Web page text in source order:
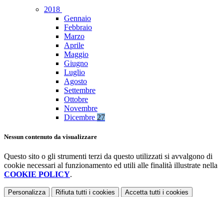
2018
Gennaio
Febbraio
Marzo
Aprile
Maggio
Giugno
Luglio
Agosto
Settembre
Ottobre
Novembre
Dicembre 27
Nessun contenuto da visualizzare
Questo sito o gli strumenti terzi da questo utilizzati si avvalgono di
cookie necessari al funzionamento ed utili alle finalità illustrate nella
COOKIE POLICY.
Personalizza Rifiuta tutti i cookies Accetta tutti i cookies